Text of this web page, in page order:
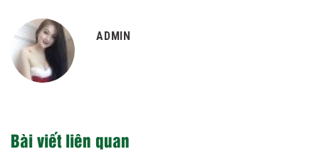
ADMIN
Bài viết liên quan